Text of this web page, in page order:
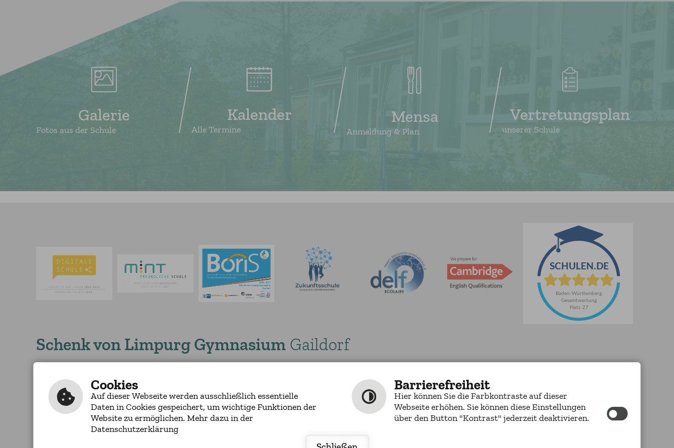
Galerie
Fotos aus der Schule
Kalender
Alle Termine
Mensa
Anmeldung & Plan
Vertretungsplan
unserer Schule
Schenk von Limpurg Gymnasium Gaildorf
74405 Gaildorf
Impressum|Barrierefreiheit|
Cookies
Auf dieser Webseite werden ausschließlich essentielle
Daten in Cookies gespeichert, um wichtige Funktionen der
Website zu ermöglichen. Mehr dazu in der
Datenschutzerklärung
Barrierefreiheit
Hier können Sie die Farbkontraste auf dieser
Webseite erhöhen. Sie können diese Einstellungen
über den Button "Kontrast" jederzeit deaktivieren.